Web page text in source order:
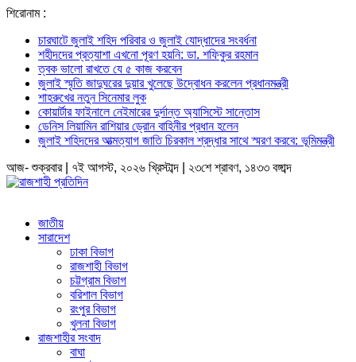
শিরোনাম :
চারঘাটে জুলাই শহিদ পরিবার ও জুলাই যোদ্ধাদের সংবর্ধনা
শহীদদের প্রত্যাশা এখনো পূরণ হয়নি: ডা. শফিকুর রহমান
ত্বক ভালো রাখতে যে ৫ কাজ করবেন
জুলাই স্মৃতি জাদুঘরের দুয়ার খুলেছে উদ্বোধন করলেন প্রধানমন্ত্রী
শাহরুখের নতুন সিনেমার লুক
কোয়ার্টার ফাইনালে নেইমারের দুর্দান্ত অ্যাসিস্টে সান্তোস
ডেনিস লিয়ামিন রাশিয়ার ড্রোন বাহিনীর প্রধান হলেন
জুলাই শহিদদের আত্মত্যাগ জাতি চিরকাল শ্রদ্ধার সাথে স্মরণ করবে: ভূমিমন্ত্রী
আজ- শুক্রবার | ৭ই আগস্ট, ২০২৬ খ্রিস্টাব্দ | ২৩শে শ্রাবণ, ১৪৩৩ বঙ্গাব্দ
জাতীয়
সারাদেশ
ঢাকা বিভাগ
রাজশাহী বিভাগ
চট্টগ্রাম বিভাগ
বরিশাল বিভাগ
রংপুর বিভাগ
খুলনা বিভাগ
রাজশাহীর সংবাদ
বাঘা